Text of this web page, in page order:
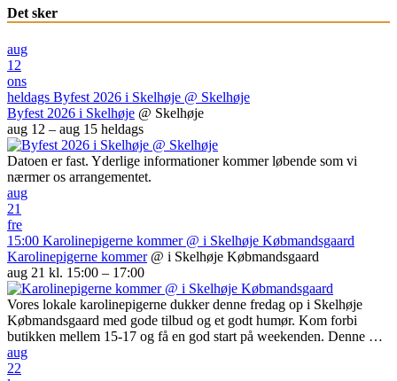
Det sker
aug
12
ons
heldags Byfest 2026 i Skelhøje @ Skelhøje
Byfest 2026 i Skelhøje @ Skelhøje
aug 12 – aug 15 heldags
Datoen er fast. Yderlige informationer kommer løbende som vi
nærmer os arrangementet.
aug
21
fre
15:00 Karolinepigerne kommer @ i Skelhøje Købmandsgaard
Karolinepigerne kommer @ i Skelhøje Købmandsgaard
aug 21 kl. 15:00 – 17:00
Vores lokale karolinepigerne dukker denne fredag op i Skelhøje
Købmandsgaard med gode tilbud og et godt humør. Kom forbi
butikken mellem 15-17 og få en god start på weekenden. Denne …
aug
22